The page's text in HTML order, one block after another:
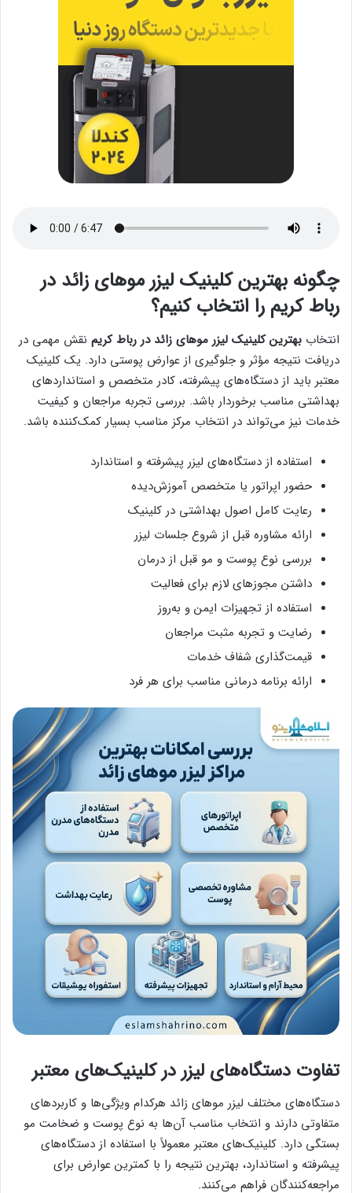
چگونه بهترین کلینیک لیزر موهای زائد در
رباط کریم را انتخاب کنیم؟
انتخاب بهترین کلینیک لیزر موهای زائد در رباط کریم نقش مهمی در
دریافت نتیجه مؤثر و جلوگیری از عوارض پوستی دارد. یک کلینیک
معتبر باید از دستگاه‌های پیشرفته، کادر متخصص و استانداردهای
بهداشتی مناسب برخوردار باشد. بررسی تجربه مراجعان و کیفیت
خدمات نیز می‌تواند در انتخاب مرکز مناسب بسیار کمک‌کننده باشد.
استفاده از دستگاه‌های لیزر پیشرفته و استاندارد
حضور اپراتور یا متخصص آموزش‌دیده
رعایت کامل اصول بهداشتی در کلینیک
ارائه مشاوره قبل از شروع جلسات لیزر
بررسی نوع پوست و مو قبل از درمان
داشتن مجوزهای لازم برای فعالیت
استفاده از تجهیزات ایمن و به‌روز
رضایت و تجربه مثبت مراجعان
قیمت‌گذاری شفاف خدمات
ارائه برنامه درمانی مناسب برای هر فرد
تفاوت دستگاه‌های لیزر در کلینیک‌های معتبر
دستگاه‌های مختلف لیزر موهای زائد هرکدام ویژگی‌ها و کاربردهای
متفاوتی دارند و انتخاب مناسب آن‌ها به نوع پوست و ضخامت مو
بستگی دارد. کلینیک‌های معتبر معمولاً با استفاده از دستگاه‌های
پیشرفته و استاندارد، بهترین نتیجه را با کمترین عوارض برای
مراجعه‌کنندگان فراهم می‌کنند.